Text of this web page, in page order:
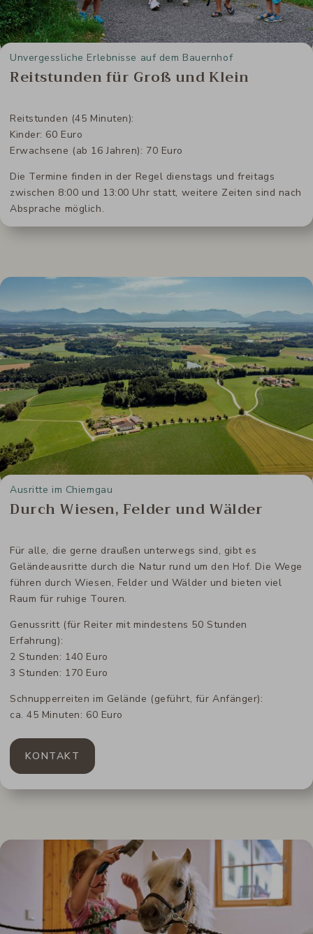
Unvergessliche Erlebnisse auf dem Bauernhof
Reitstunden für Groß und Klein
Reitstunden (45 Minuten):
Kinder: 60 Euro
Erwachsene (ab 16 Jahren): 70 Euro
Die Termine finden in der Regel dienstags und freitags
zwischen 8:00 und 13:00 Uhr statt, weitere Zeiten sind nach
Absprache möglich.
Ausritte im Chiemgau
Durch Wiesen, Felder und Wälder
Für alle, die gerne draußen unterwegs sind, gibt es
Geländeausritte durch die Natur rund um den Hof. Die Wege
führen durch Wiesen, Felder und Wälder und bieten viel
Raum für ruhige Touren.
Genussritt (für Reiter mit mindestens 50 Stunden
Erfahrung):
2 Stunden: 140 Euro
3 Stunden: 170 Euro
Schnupperreiten im Gelände (geführt, für Anfänger):
ca. 45 Minuten: 60 Euro
KONTAKT